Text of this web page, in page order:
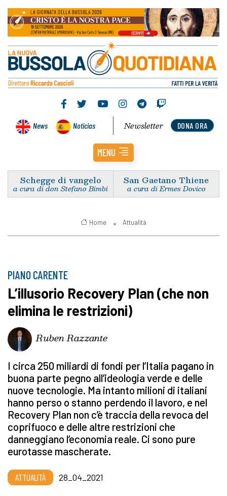
News Noticias DONA ORA
Newsletter
MENU
Schegge di vangelo
a cura di don Stefano Bimbi
San Gaetano Thiene
a cura di Ermes Dovico
Home Attualità
PIANO CARENTE
L’illusorio Recovery Plan (che non
elimina le restrizioni)
Ruben Razzante
I circa 250 miliardi di fondi per l’Italia pagano in
buona parte pegno all’ideologia verde e delle
nuove tecnologie. Ma intanto milioni di italiani
hanno perso o stanno perdendo il lavoro, e nel
Recovery Plan non c’è traccia della revoca del
coprifuoco e delle altre restrizioni che
danneggiano l’economia reale. Ci sono pure
eurotasse mascherate.
ATTUALITÀ 28_04_2021